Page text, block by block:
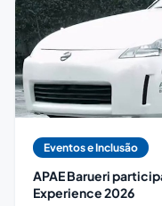
Eventos e Inclusão
APAE Barueri
Experience 2026